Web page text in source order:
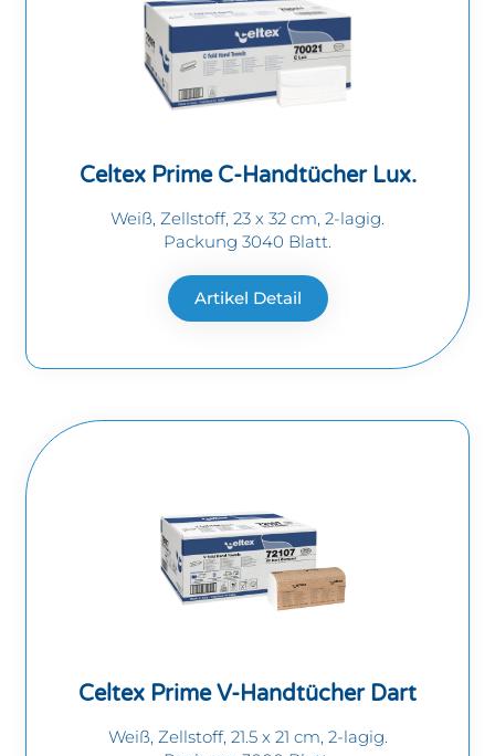
Celtex Prime C-Handtücher Lux.
Weiß, Zellstoff, 23 x 32 cm, 2-lagig.
Packung 3040 Blatt.
Artikel Detail
Celtex Prime V-Handtücher Dart
Weiß, Zellstoff, 21.5 x 21 cm, 2-lagig.